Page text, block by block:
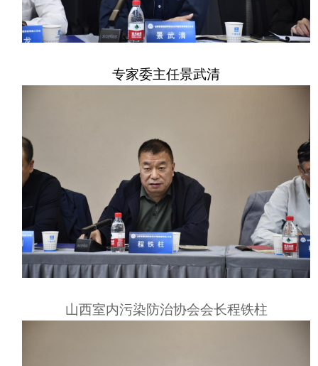
专家委主任景武清
山西室内污染防治协会会长程铁柱